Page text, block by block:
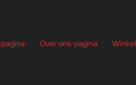
Over ons-pagina